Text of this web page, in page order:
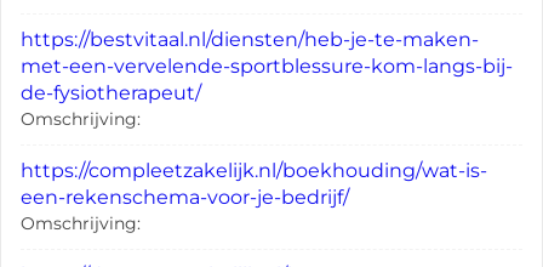
https://bestvitaal.nl/diensten/heb-je-te-maken-
met-een-vervelende-sportblessure-kom-langs-bij-
de-fysiotherapeut/
Omschrijving:
https://compleetzakelijk.nl/boekhouding/wat-is-
een-rekenschema-voor-je-bedrijf/
Omschrijving: